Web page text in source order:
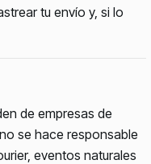
tu envío y, si lo
de empresas de
se hace responsable
eventos naturales